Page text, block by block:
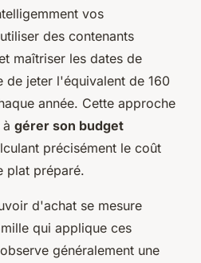
vos
des contenants
maîtriser les dates de
de jeter l'équivalent de 160
année. Cette approche
gérer son budget
précisément le coût
plat préparé.
d'achat se mesure
qui applique ces
généralement une